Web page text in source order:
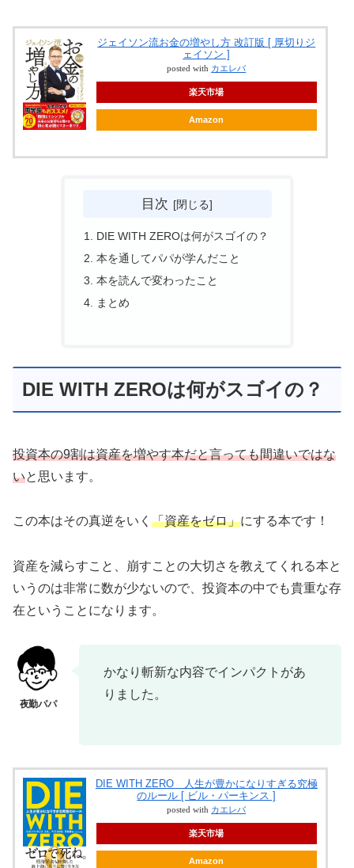
ジェイソン流お金の増やし方 改訂版 [ 厚切りジ
ェイソン ]
posted with カエレバ
楽天市場
Amazon
目次
DIE WITH ZEROは何がスゴイの？
本を通してパパが学んだこと
本を読んで変わったこと
まとめ
DIE WITH ZEROは何がスゴイの？
投資本の9割は資産を増やす本だと言っても間違いではな
いと思います。
この本はその真逆をいく 「資産をゼロ」にする本です！
資産を減らすこと、崩すことの大切さを教えてくれる本と
いうのは非常に数が少ないので、投資本の中でも貴重な存
在ということになります。
かなり斬新な内容でインパクトがあ
りました。
DIE WITH ZERO 人生が豊かになりすぎる究極
のルール [ ビル・パーキンス ]
posted with カエレバ
楽天市場
Amazon